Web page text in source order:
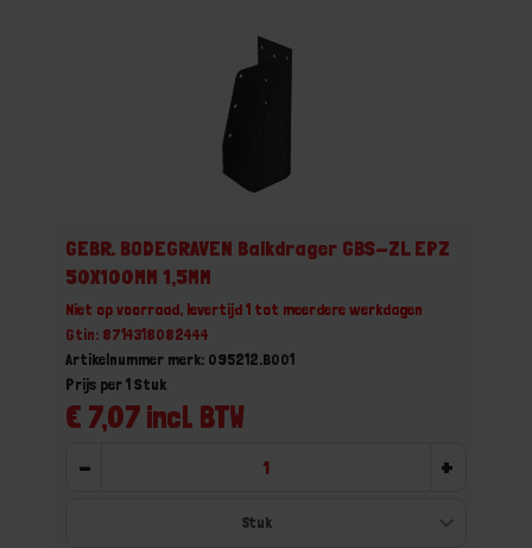
GEBR. BODEGRAVEN Balkdrager GBS-ZL EPZ
50X100MM 1,5MM
Niet op voorraad, levertijd 1 tot meerdere werkdagen
Gtin: 8714318082444
Artikelnummer merk: 095212.B001
€ 7,07 incl. BTW
Prijs per 1 Stuk
- +